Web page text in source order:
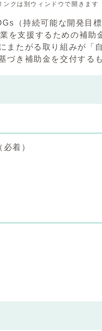
ンクは別ウィンドウで開きます
（持続可能な開発目
を支援するための補助
たがる取り組みが「
づき補助金を交付する
着）